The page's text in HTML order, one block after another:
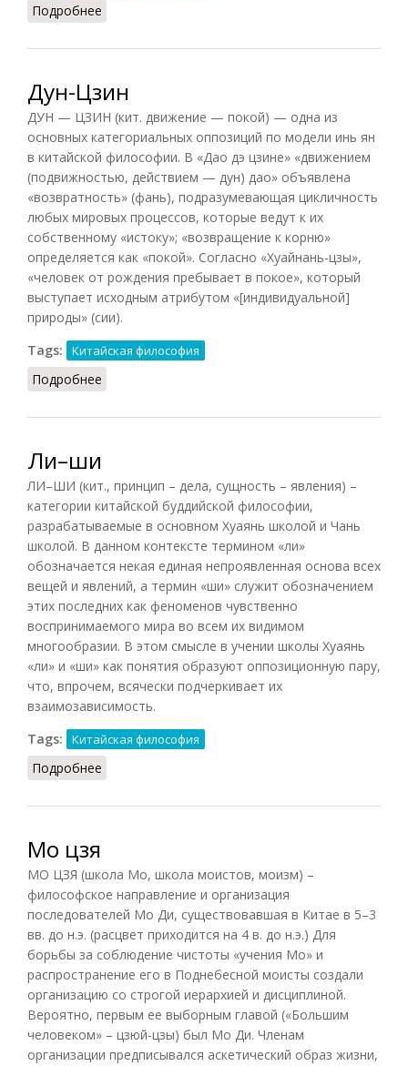
Подробнее
Дун-Цзин
ДУН — ЦЗИН (кит. движение — покой) — одна из
основных категориальных оппозиций по модели инь ян
в китайской философии. В «Дао дэ цзине» «движением
(подвижностью, действием — дун) дао» объявлена
«возвратность» (фань), подразумевающая цикличность
любых мировых процессов, которые ведут к их
собственному «истоку»; «возвращение к корню»
определяется как «покой». Согласно «Хуайнань-цзы»,
«человек от рождения пребывает в покое», который
выступает исходным атрибутом «[индивидуальной]
природы» (сии).
Tags:
Китайская философия
Подробнее
Ли–ши
ЛИ–ШИ (кит., принцип – дела, сущность – явления) –
категории китайской буддийской философии,
разрабатываемые в основном Хуаянь школой и Чань
школой. В данном контексте термином «ли»
обозначается некая единая непроявленная основа всех
вещей и явлений, а термин «ши» служит обозначением
этих последних как феноменов чувственно
воспринимаемого мира во всем их видимом
многообразии. В этом смысле в учении школы Хуаянь
«ли» и «ши» как понятия образуют оппозиционную пару,
что, впрочем, всячески подчеркивает их
взаимозависимость.
Tags:
Китайская философия
Подробнее
Мо цзя
МО ЦЗЯ (школа Mo, школа моистов, моизм) –
философское направление и организация
последователей Мо Ди, существовавшая в Китае в 5–3
вв. до н.э. (расцвет приходится на 4 в. до н.э.) Для
борьбы за соблюдение чистоты «учения Mo» и
распространение его в Поднебесной моисты создали
организацию со строгой иерархией и дисциплиной.
Вероятно, первым ее выборным главой («Большим
человеком» – цзюй-цзы) был Mo Ди. Членам
организации предписывался аскетический образ жизни,